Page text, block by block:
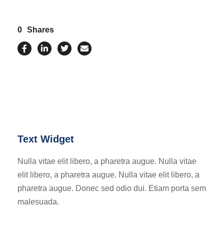
0 Shares
Text Widget
Nulla vitae elit libero, a pharetra augue. Nulla vitae
elit libero, a pharetra augue. Nulla vitae elit libero, a
pharetra augue. Donec sed odio dui. Etiam porta sem
malesuada.